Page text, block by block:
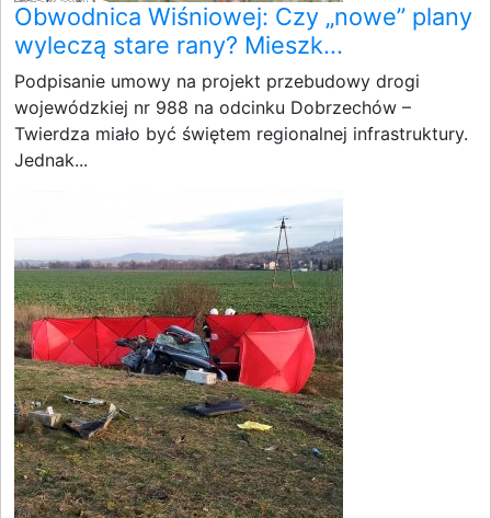
Obwodnica Wiśniowej: Czy „nowe” plany
wyleczą stare rany? Mieszk...
Podpisanie umowy na projekt przebudowy drogi
wojewódzkiej nr 988 na odcinku Dobrzechów –
Twierdza miało być świętem regionalnej infrastruktury.
Jednak...